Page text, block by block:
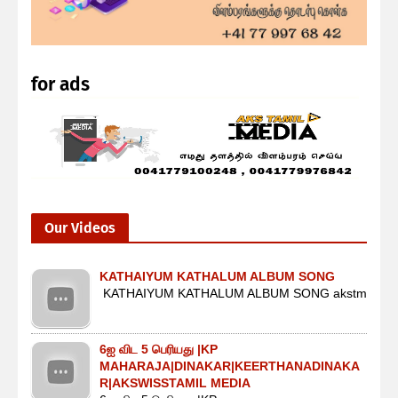
for ads
Our Videos
KATHAIYUM KATHALUM ALBUM SONG
KATHAIYUM KATHALUM ALBUM SONG akstm
6ஐ விட 5 பெரியது |KP
MAHARAJA|DINAKAR|KEERTHANADINAKA
R|AKSWISSTAMIL MEDIA